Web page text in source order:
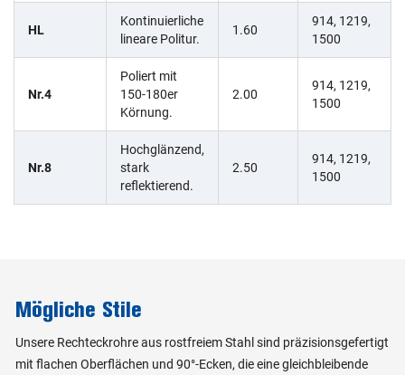
HL
Kontinuierliche
lineare Politur.
1.60
914, 1219,
1500
Nr.4
Poliert mit
150-180er
Körnung.
2.00
914, 1219,
1500
Nr.8
Hochglänzend,
stark
reflektierend.
2.50
914, 1219,
1500
Mögliche Stile
Unsere Rechteckrohre aus rostfreiem Stahl sind präzisionsgefertigt
mit flachen Oberflächen und 90°-Ecken, die eine gleichbleibende